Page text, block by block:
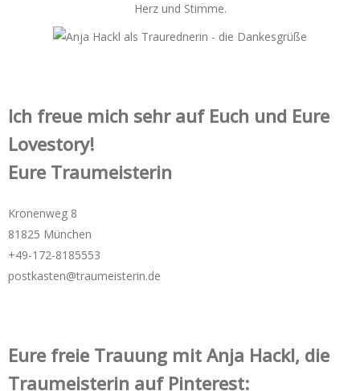
Ich freue mich sehr auf Euch und Eure
Lovestory!
Eure Traumeisterin
Kronenweg 8
81825 München
+49-172-­8185553
postkasten@traumeisterin.de
Eure freie Trauung mit Anja Hackl, die
Traumeisterin auf Pinterest: